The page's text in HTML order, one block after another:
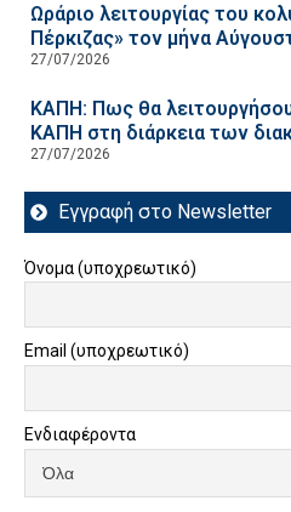
Ωράριο λειτουργίας του
Πέρκιζας» τον μήνα
27/07/2026
ΚΑΠΗ: Πως θα
ΚΑΠΗ στη διάρκεια των
27/07/2026
Εγγραφή στο Newsletter
Όνομα (υποχρεωτικό)
Email (υποχρεωτικό)
Ενδιαφέροντα